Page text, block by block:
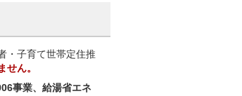
・子育て世帯定住推
せん。
事業、給湯省エネ